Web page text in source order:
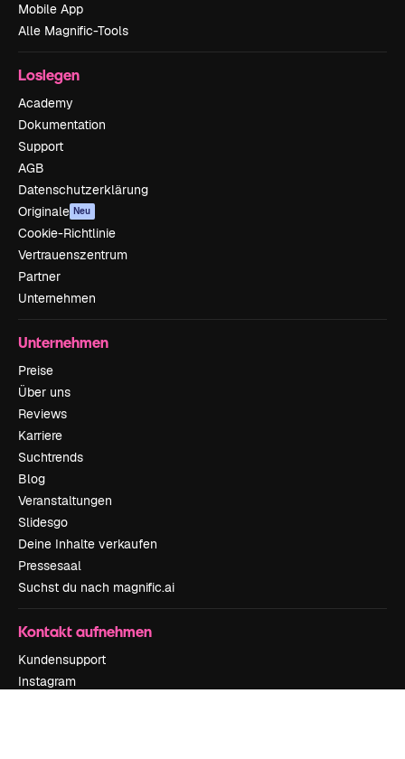
Mobile App
Alle Magnific-Tools
Loslegen
Academy
Dokumentation
Support
AGB
Datenschutzerklärung
Originale Neu
Cookie-Richtlinie
Vertrauenszentrum
Partner
Unternehmen
Unternehmen
Preise
Über uns
Reviews
Karriere
Suchtrends
Blog
Veranstaltungen
Slidesgo
Deine Inhalte verkaufen
Pressesaal
Suchst du nach magnific.ai
Kontakt aufnehmen
Kundensupport
Instagram